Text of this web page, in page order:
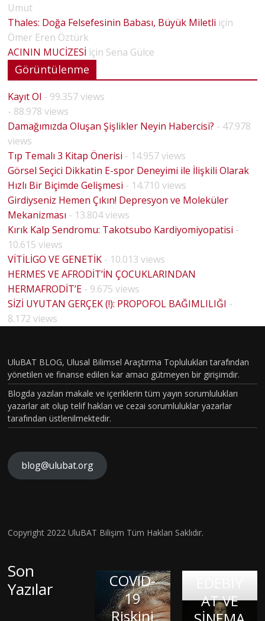
Umut
Thales: Doğa Felsefesinin Babası, Büyük Miletli için
Ömer Eren Öztürk
ACININ MUCİZESİ için Sena Gülce
Görüntülenme
Kayıt Ol - 99.357 views
- 88.978 views
Damağımızda Oluşan Şişlikler Neyin Habercisi? - 47.978
views
Tıp Temalı 3 Kitap Önerisi - 14.957 views
Görsel Seçici Dikkatin E-spor Deneyimi ile İlişkili Olarak
Hızlı Bir Biçimde Gelişmesi - 14.710 views
Girdiyseniz Hemen Çıkın! Depresyon ve Moleküler
Mekanizması - 13.804 views
Kırık Kalp Sendromu: Takotsubo Kardiyomiyopatisi -
10.615 views
VİTİLİGO VE GENETİK - 10.013 views
HERMES VE AFRODİT’İN ÇOCUKLARINDAN
HERMAFRODİT’E - 9.675 views
SİZİ UYUTAN GERÇEK (!): PROPOFOL BAĞIMLILIĞI -
8.172 views
UluBAT BLOG, Ulusal Bilimsel Araştırma Toplulukları tarafından
yönetilen ve finanse edilen kar amacı gütmeyen bir girişimdir.
Blogda yazılan makale ve içeriklerin tüm yayın sorumlulukları
yazarlar ait olup telif hakları ve cezai sorumluluklar yazarlar
tarafından üstlenilmektedir.
blog@ulubat.org
Copyright 2022 UluBAT Bilişim Tüm Hakları Saklıdır.
Son
Yazılar
Balond
aki
Miras
Aldığım
COVID-
19
Riskini
nezi ve
Sitokin
ı Dışa
Vurmak
LİNÇ
AT VE